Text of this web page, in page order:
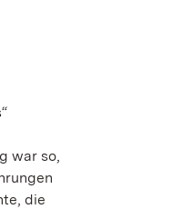
war so,
die